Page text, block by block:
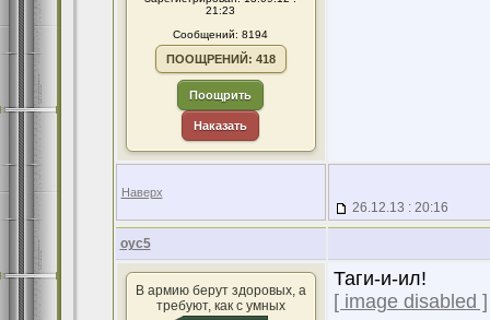
21:23
Сообщений: 8194
ПООЩРЕНИЙ: 418
Поощрить
Наказать
Наверх
26.12.13 : 20:16
оус5
В армию берут здоровых, а
требуют, как с умных
Таги-и-ил!
[ image disabled ]